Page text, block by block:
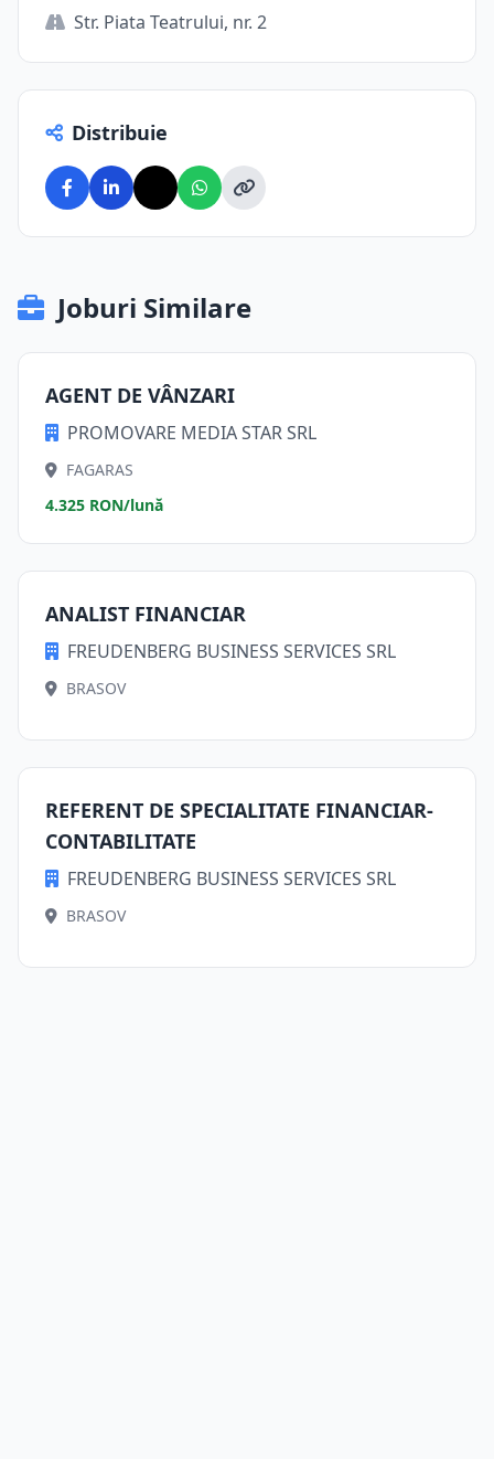
Str. Piata Teatrului, nr. 2
Distribuie
Joburi Similare
AGENT DE VÂNZARI
PROMOVARE MEDIA STAR SRL
FAGARAS
4.325 RON/lună
ANALIST FINANCIAR
FREUDENBERG BUSINESS SERVICES SRL
BRASOV
REFERENT DE SPECIALITATE FINANCIAR-
CONTABILITATE
FREUDENBERG BUSINESS SERVICES SRL
BRASOV